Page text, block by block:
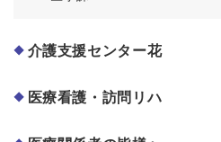
介護支援センター花
医療看護・訪問リハ